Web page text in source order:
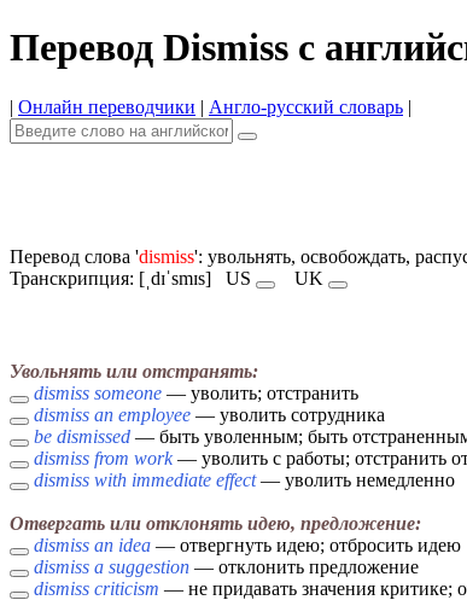
Перевод Dismiss с
| Онлайн переводчики | Англо-русский словарь |
Перевод слова 'dismiss': увольнять, освобождать,
Транскрипция: [ˌdɪˈsmɪs] US UK
Увольнять или отстранять:
dismiss someone — уволить; отстранить
dismiss an employee — уволить сотрудника
be dismissed — быть уволенным; быть
dismiss from work— уволить с работы; отстранить
dismiss with immediate effect— уволить немедленно
Отвергать или отклонять идею, предложение:
dismiss an idea — отвергнуть идею; отбросить идею
dismiss a suggestion — отклонить предложение
dismiss criticism — не придавать значения критике;